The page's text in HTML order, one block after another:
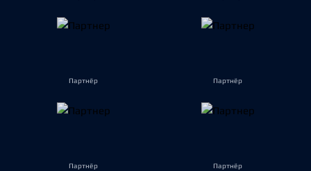
Партнёр Партнёр
Партнёр Партнёр